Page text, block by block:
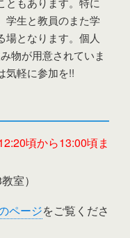
学生と教員のまた学
場となります。個人
物が用意されていま
気軽に参加を!!
頃から13:00頃ま
室）
ページをご覧くださ